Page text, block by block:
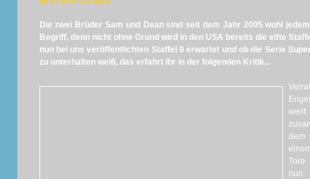
08.12.2015 von MarS
Die zwei Brüder Sam und Dean sind seit dem Jahr 2005 wohl
Begriff, denn nicht ohne Grund wird in den USA bereits die elfte
nun bei uns veröffentlichten Staffel 9 erwartet und ob die Serie
zu unterhalten weiß, das erfahrt Ihr in der folgenden Kritik...
dem
Tore
nun